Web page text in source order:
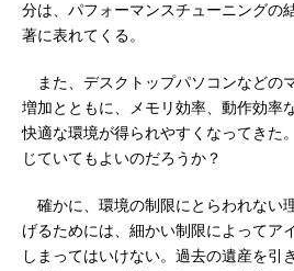
分は、パフォーマンスチューニングの
著に表れてくる。
また、デスクトップパソコンなどの
増加とともに、メモリ効率、動作効率
快適な環境が得られやすくなってきた
じていてもよいのだろうか？
確かに、環境の制限にとらわれない
げるためには、細かい制限によってア
しまってはいけない。過去の遺産を引